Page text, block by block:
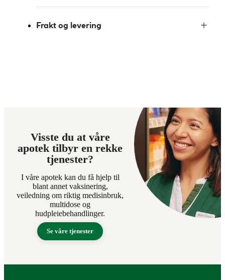
Frakt og levering
Visste du at våre
apotek tilbyr en rekke
tjenester?
I våre apotek kan du få hjelp til
blant annet vaksinering,
veiledning om riktig medisinbruk,
multidose og
hudpleiebehandlinger.
Se våre tjenester